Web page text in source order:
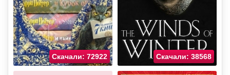
Скачали: 72922 Скачали: 38568